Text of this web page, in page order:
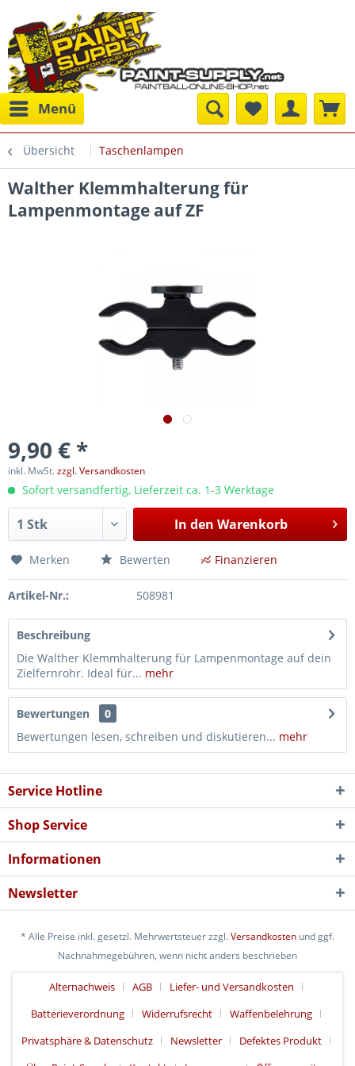
Menü
Übersicht Taschenlampen
Walther Klemmhalterung für
Lampenmontage auf ZF
9,90 € *
inkl. MwSt.zzgl. Versandkosten
Sofort versandfertig, Lieferzeit ca. 1-3 Werktage
In den Warenkorb
Merken Bewerten Finanzieren
Artikel-Nr.: 508981
Beschreibung
Die Walther Klemmhalterung für Lampenmontage auf dein
Zielfernrohr. Ideal für... mehr
Bewertungen
0
Bewertungen lesen, schreiben und diskutieren... mehr
Service Hotline
Shop Service
Informationen
Newsletter
* Alle Preise inkl. gesetzl. Mehrwertsteuer zzgl.Versandkosten und ggf.
Nachnahmegebühren, wenn nicht anders beschrieben
Alternachweis AGB
Liefer- und Versandkosten
Batterieverordnung
Widerrufsrecht
Waffenbelehrung
Privatsphäre & Datenschutz
Newsletter
Defektes Produkt